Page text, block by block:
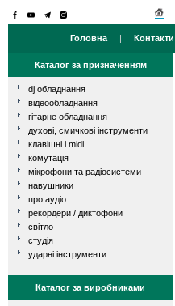
Головна | Контакти
Каталог за призначенням
dj обладнання
відеообладнання
гітарне обладнання
духові, смичкові інструменти
клавішні і midi
комутація
мікрофони та радіосистеми
навушники
про аудіо
рекордери / диктофони
світло
студія
ударні інструменти
Каталог за виробниками